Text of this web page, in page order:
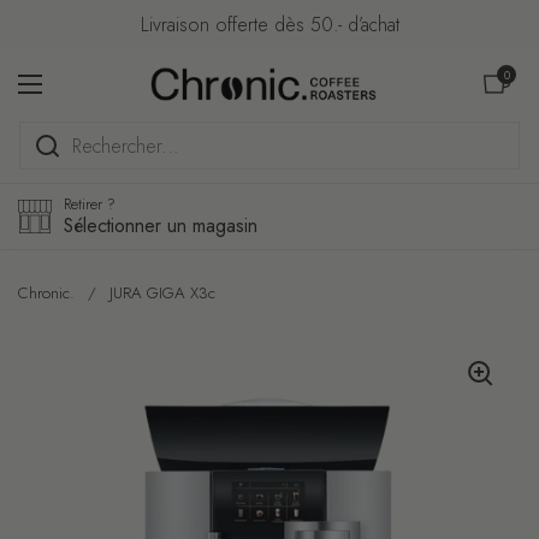
Passer au contenuLivraison offerte dès 50.- d’achat
Ouvrir le menu
Ouvrir le
0
Retirer ?
Sélectionner un magasin
Chronic. / JURA GIGA X3c